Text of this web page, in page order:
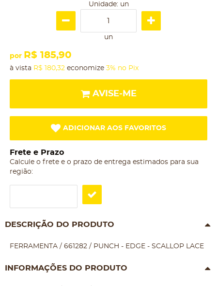
Unidade: un
un
por R$ 185,90
à vista R$ 180,32 economize 3% no Pix
AVISE-ME
ADICIONAR AOS FAVORITOS
Frete e Prazo
Calcule o frete e o prazo de entrega estimados para sua
região:
DESCRIÇÃO DO PRODUTO
FERRAMENTA / 661282 / PUNCH - EDGE - SCALLOP LACE
INFORMAÇÕES DO PRODUTO